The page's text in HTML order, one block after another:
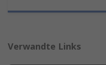
Verwandte Links